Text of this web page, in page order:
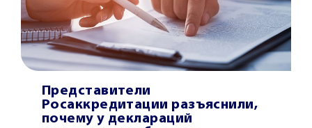
Представители
Росаккредитации разъяснили,
почему у деклараций